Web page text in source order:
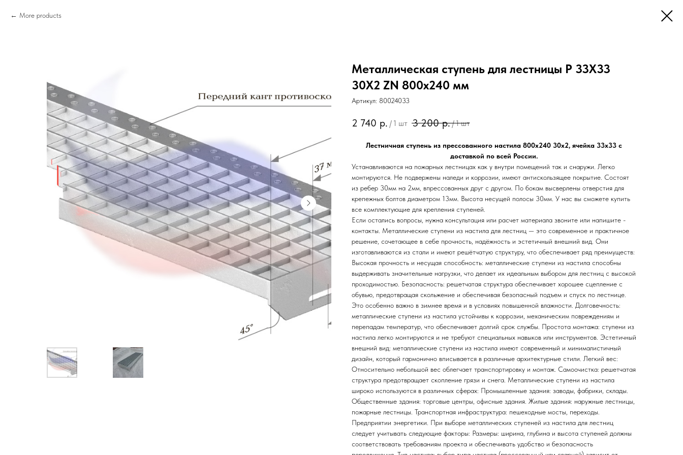
More products
Металлическая ступень для лестницы P 33Х33
30Х2 ZN 800х240 мм
Артикул: 80024033
2 740 р. / 1 шт 3 200 р./1 шт
Лестничная ступень из прессованного настила 800х240 30х2, ячейка 33х33 с
доставкой по всей России.
Устанавливаются на пожарных лестницах как у внутри помещений так и снаружи. Легко
монтируются. Не подвержены наледи и коррозии, имеют антискользящее покрытие. Состоят
из ребер 30мм на 2мм, впрессованных друг с другом. По бокам высверлены отверстия для
крепежных болтов диаметром 13мм. Высота несущей полосы 30мм. У нас вы сможете купить
все комплектующие для крепления ступеней.
Если остались вопросы, нужна консультация или расчет материала звоните или напишите -
контакты. Металлические ступени из настила для лестниц — это современное и практичное
решение, сочетающее в себе прочность, надёжность и эстетичный внешний вид. Они
изготавливаются из стали и имеют решётчатую структуру, что обеспечивает ряд преимуществ:
Высокая прочность и несущая способность: металлические ступени из настила способны
выдерживать значительные нагрузки, что делает их идеальным выбором для лестниц с высокой
проходимостью. Безопасность: решетчатая структура обеспечивает хорошее сцепление с
обувью, предотвращая скольжение и обеспечивая безопасный подъем и спуск по лестнице.
Это особенно важно в зимнее время и в условиях повышенной влажности. Долговечность:
металлические ступени из настила устойчивы к коррозии, механическим повреждениям и
перепадам температур, что обеспечивает долгий срок службы. Простота монтажа: ступени из
настила легко монтируются и не требуют специальных навыков или инструментов. Эстетичный
внешний вид: металлические ступени из настила имеют современный и минималистичный
дизайн, который гармонично вписывается в различные архитектурные стили. Легкий вес:
Относительно небольшой вес облегчает транспортировку и монтаж. Самоочистка: решетчатая
структура предотвращает скопление грязи и снега. Металлические ступени из настила
широко используются в различных сферах: Промышленные здания: заводы, фабрики, склады.
Общественные здания: торговые центры, офисные здания. Жилые здания: наружные лестницы,
пожарные лестницы. Транспортная инфраструктура: пешеходные мосты, переходы.
Предприятии энергетики. При выборе металлических ступеней из настила для лестниц
следует учитывать следующие факторы: Размеры: ширина, глубина и высота ступеней должны
соответствовать требованиям проекта и обеспечивать удобство и безопасность